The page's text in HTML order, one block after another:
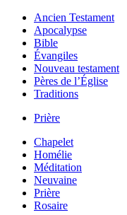
Ancien Testament
Apocalypse
Bible
Évangiles
Nouveau testament
Pères de l’Église
Traditions
Prière
Chapelet
Homélie
Méditation
Neuvaine
Prière
Rosaire